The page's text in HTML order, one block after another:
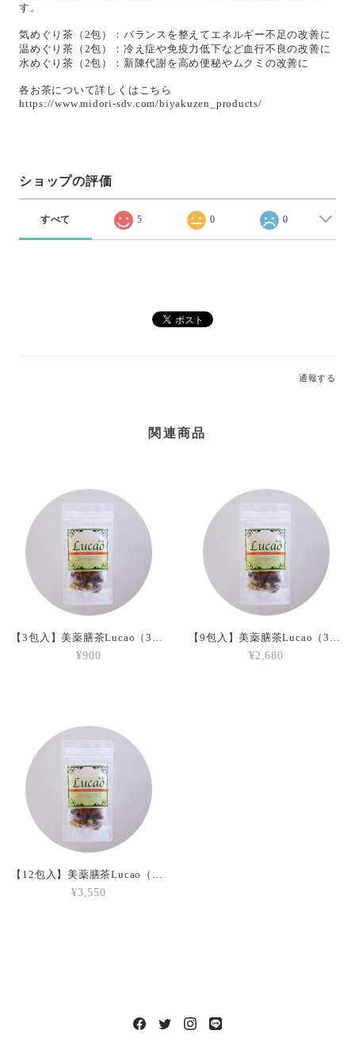
す。
気めぐり茶（2包）：バランスを整えてエネルギー不足の改善に
温めぐり茶（2包）：冷え症や免疫力低下など血行不良の改善に
水めぐり茶（2包）：新陳代謝を高め便秘やムクミの改善に
各お茶について詳しくはこちら
https://www.midori-sdv.com/biyakuzen_products/
ショップの評価
すべて 5 0 0
通報する
関連商品
¥900
¥2,680
¥3,550